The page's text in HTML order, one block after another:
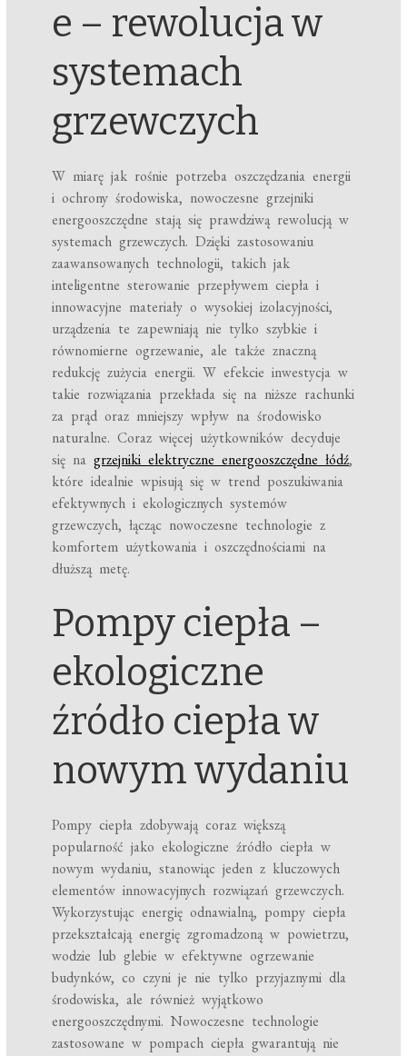
e – rewolucja w
systemach
grzewczych
W miarę jak rośnie potrzeba oszczędzania energii
i ochrony środowiska, nowoczesne grzejniki
energooszczędne stają się prawdziwą rewolucją w
systemach grzewczych. Dzięki zastosowaniu
zaawansowanych technologii, takich jak
inteligentne sterowanie przepływem ciepła i
innowacyjne materiały o wysokiej izolacyjności,
urządzenia te zapewniają nie tylko szybkie i
równomierne ogrzewanie, ale także znaczną
redukcję zużycia energii. W efekcie inwestycja w
takie rozwiązania przekłada się na niższe rachunki
za prąd oraz mniejszy wpływ na środowisko
naturalne. Coraz więcej użytkowników decyduje
się nagrzejniki elektryczne energooszczędne łódź,
które idealnie wpisują się w trend poszukiwania
efektywnych i ekologicznych systemów
grzewczych, łącząc nowoczesne technologie z
komfortem użytkowania i oszczędnościami na
dłuższą metę.
Pompy ciepła –
ekologiczne
źródło ciepła w
nowym wydaniu
Pompy ciepła zdobywają coraz większą
popularność jako ekologiczne źródło ciepła w
nowym wydaniu, stanowiąc jeden z kluczowych
elementów innowacyjnych rozwiązań grzewczych.
Wykorzystując energię odnawialną, pompy ciepła
przekształcają energię zgromadzoną w powietrzu,
wodzie lub glebie w efektywne ogrzewanie
budynków, co czyni je nie tylko przyjaznymi dla
środowiska, ale również wyjątkowo
energooszczędnymi. Nowoczesne technologie
zastosowane w pompach ciepła gwarantują nie